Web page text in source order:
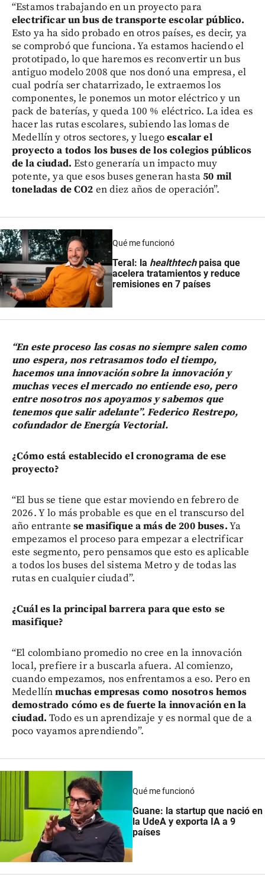
“Estamos trabajando en un proyecto para
electrificar un bus de transporte escolar público.
Esto ya ha sido probado en otros países, es decir, ya
se comprobó que funciona. Ya estamos haciendo el
prototipado, lo que haremos es reconvertir un bus
antiguo modelo 2008 que nos donó una empresa, el
cual podría ser chatarrizado, le extraemos los
componentes, le ponemos un motor eléctrico y un
pack de baterías, y queda 100 % eléctrico. La idea es
hacer las rutas escolares, subiendo las lomas de
Medellín y otros sectores, y luegoescalar el
proyecto a todos los buses de los colegios públicos
de la ciudad.Esto generaría un impacto muy
potente, ya que esos buses generan hasta50 mil
toneladas de CO2 en diez años de operación”.
Qué me funcionó
Teral: la healthtechpaisa que
acelera tratamientos y reduce
remisiones en 7 países
“En este proceso las cosas no siempre salen como
uno espera, nos retrasamos todo el tiempo,
hacemos una innovación sobre la innovación y
muchas veces el mercado no entiende eso, pero
entre nosotros nos apoyamos y sabemos que
tenemos que salir adelante”. Federico Restrepo,
cofundador de Energía Vectorial.
¿Cómo está establecido el cronograma de ese
proyecto?
“El bus se tiene que estar moviendo en febrero de
2026. Y lo más probable es que en el transcurso del
año entrante se masifique a más de 200 buses.Ya
empezamos el proceso para empezar a electrificar
este segmento, pero pensamos que esto es aplicable
a todos los buses del sistema Metro y de todas las
rutas en cualquier ciudad”.
¿Cuál es la principal barrera para que esto se
masifique?
“El colombiano promedio no cree en la innovación
local, prefiere ir a buscarla afuera. Al comienzo,
cuando empezamos, nos enfrentamos a eso. Pero en
Medellínmuchas empresas como nosotros hemos
demostrado cómo es de fuerte la innovación en la
ciudad.Todo es un aprendizaje y es normal que de a
poco vayamos aprendiendo”.
Qué me funcionó
Guane: la startup que nació en
la UdeA y exporta IA a 9
países